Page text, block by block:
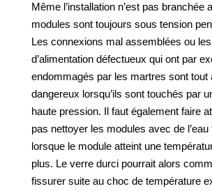
Même l’installation n’est pas branchée
modules sont toujours sous tension
Les connexions mal assemblées ou
d’alimentation défectueux qui ont par
endommagés par les martres sont tout
dangereux lorsqu’ils sont touchés par
haute pression. Il faut également faire
pas nettoyer les modules avec de l’eau
lorsque le module atteint une
plus. Le verre durci pourrait alors
fissurer suite au choc de température